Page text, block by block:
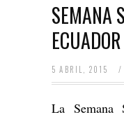
SEMANA
ECUADOR
5 ABRIL, 2015 /
La Semana